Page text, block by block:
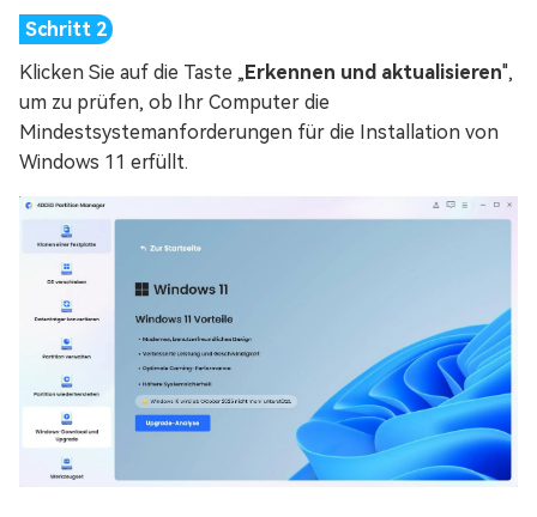
Klicken Sie auf die Taste „ Erkennen und aktualisieren",
um zu prüfen, ob Ihr Computer die
Mindestsystemanforderungen für die Installation von
Windows 11 erfüllt.